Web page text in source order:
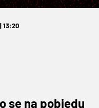
13:20
se na pobjedu